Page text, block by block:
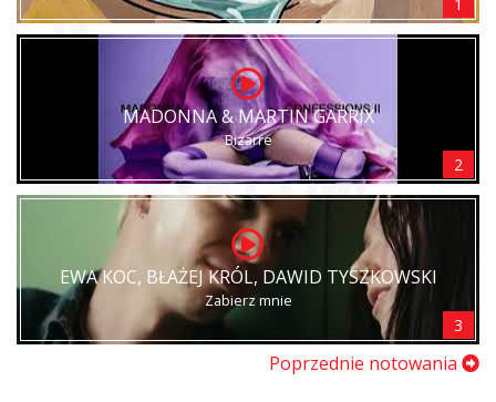
MADONNA & MARTIN GARRIX
Bizarre
2
EWA KOC, BŁAŻEJ KRÓL, DAWID TYSZKOWSKI
Zabierz mnie
3
Poprzednie notowania